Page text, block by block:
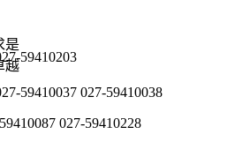
是
越
59410203
59410037 027-59410038
027-59410228